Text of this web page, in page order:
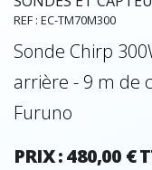
REF : EC-TM70M300
Sonde Chirp
arrière - 9 m de
Furuno
PRIX : 480,00 €